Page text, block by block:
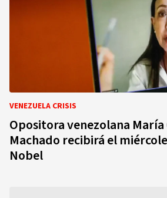
VENEZUELA CRISIS
Opositora venezolana
Machado recibirá el
Nobel